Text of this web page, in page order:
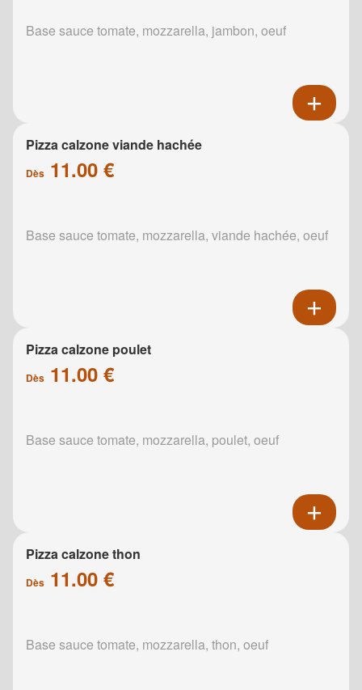
Base sauce tomate, mozzarella, jambon, oeuf
Pizza calzone viande hachée
Dès 11.00 €
Base sauce tomate, mozzarella, viande hachée, oeuf
Pizza calzone poulet
Dès 11.00 €
Base sauce tomate, mozzarella, poulet, oeuf
Pizza calzone thon
Dès 11.00 €
Base sauce tomate, mozzarella, thon, oeuf